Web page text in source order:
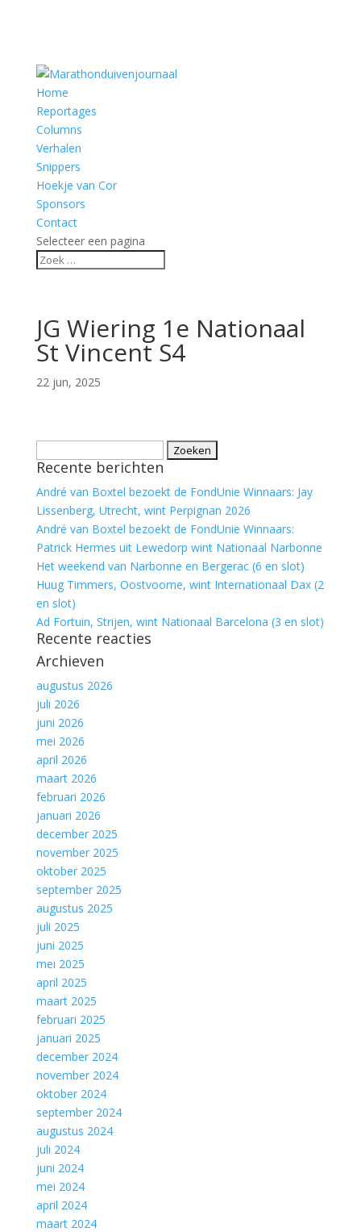
Home
Reportages
Columns
Verhalen
Snippers
Hoekje van Cor
Sponsors
Contact
Selecteer een pagina
JG Wiering 1e Nationaal
St Vincent S4
22 jun, 2025
naar:
Recente berichten
André van Boxtel bezoekt de FondUnie Winnaars: Jay
Lissenberg, Utrecht, wint Perpignan 2026
André van Boxtel bezoekt de FondUnie Winnaars:
Patrick Hermes uit Lewedorp wint Nationaal Narbonne
Het weekend van Narbonne en Bergerac (6 en slot)
Huug Timmers, Oostvoorne, wint Internationaal Dax (2
en slot)
Ad Fortuin, Strijen, wint Nationaal Barcelona (3 en slot)
Recente reacties
Archieven
augustus 2026
juli 2026
juni 2026
mei 2026
april 2026
maart 2026
februari 2026
januari 2026
december 2025
november 2025
oktober 2025
september 2025
augustus 2025
juli 2025
juni 2025
mei 2025
april 2025
maart 2025
februari 2025
januari 2025
december 2024
november 2024
oktober 2024
september 2024
augustus 2024
juli 2024
juni 2024
mei 2024
april 2024
maart 2024